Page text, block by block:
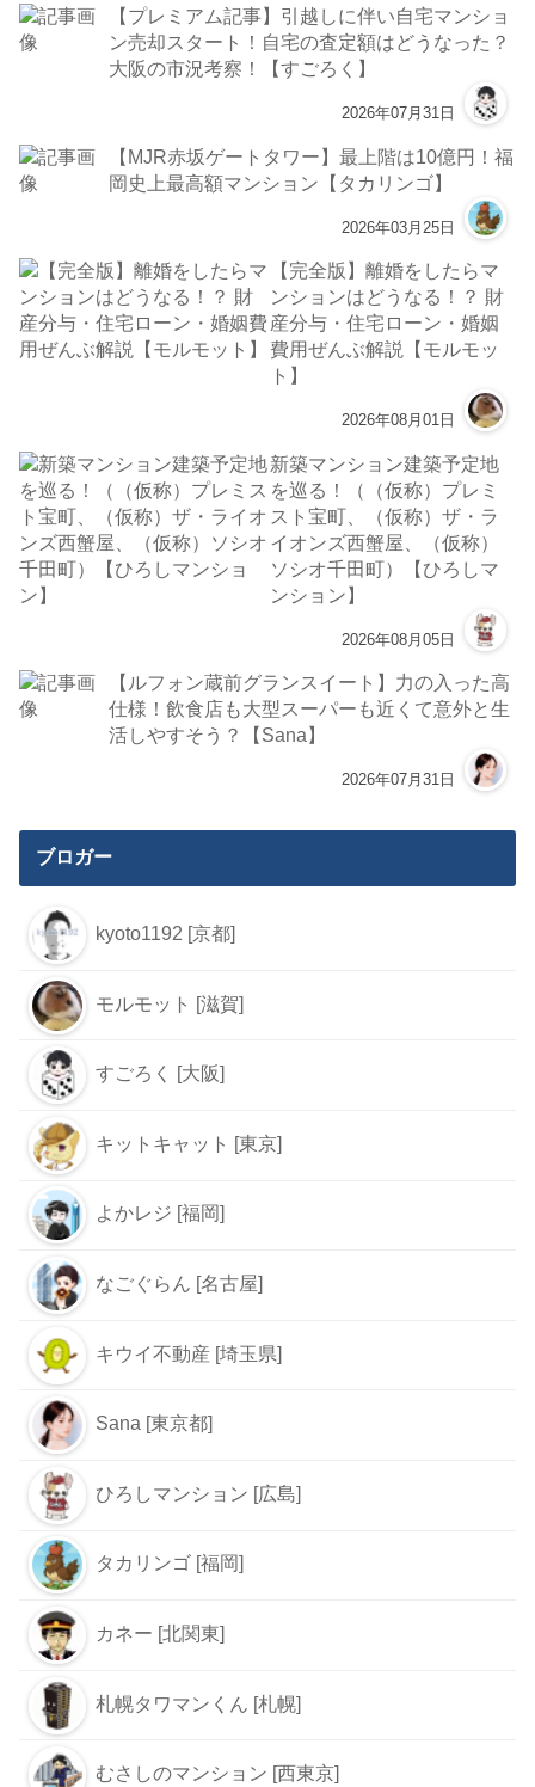
【プレミアム記事】引越しに伴い自宅マンショ
ン売却スタート！自宅の査定額はどうなった？
大阪の市況考察！【すごろく】
2026年07月31日
【MJR赤坂ゲートタワー】最上階は10億円！福
岡史上最高額マンション【タカリンゴ】
2026年03月25日
【完全版】離婚をしたらマ
ンションはどうなる！？ 財
産分与・住宅ローン・婚姻
費用ぜんぶ解説【モルモッ
ト】
2026年08月01日
新築マンション建築予定地
を巡る！（（仮称）プレミ
スト宝町、（仮称）ザ・ラ
イオンズ西蟹屋、（仮称）
ソシオ千田町）【ひろしマ
ンション】
2026年08月05日
【ルフォン蔵前グランスイート】力の入った高
仕様！飲食店も大型スーパーも近くて意外と生
活しやすそう？【Sana】
2026年07月31日
ブロガー
kyoto1192 [京都]
モルモット [滋賀]
すごろく [大阪]
キットキャット [東京]
よかレジ [福岡]
なごぐらん [名古屋]
キウイ不動産 [埼玉県]
Sana [東京都]
ひろしマンション [広島]
タカリンゴ [福岡]
カネー [北関東]
札幌タワマンくん [札幌]
むさしのマンション [西東京]